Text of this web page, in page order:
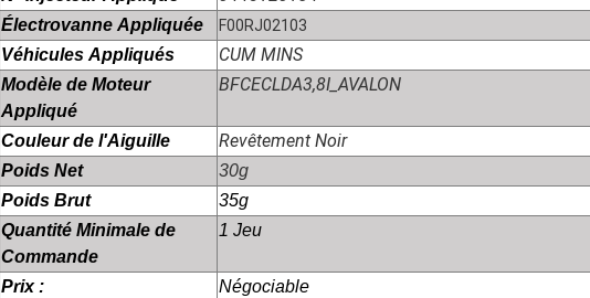
Électrovanne Appliquée F00RJ02103
Véhicules Appliqués CUM MINS
Modèle de Moteur
Appliqué
BFCECLDA3,8I_AVALON
Couleur de l'Aiguille Revêtement Noir
Poids Net
30g
Poids Brut
35g
Quantité Minimale de
Commande
1 Jeu
Prix :
Négociable